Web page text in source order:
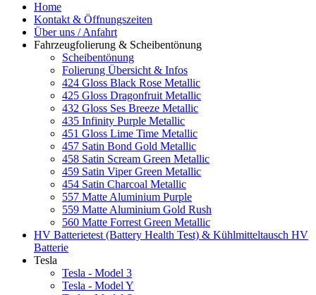
Home
Kontakt & Öffnungszeiten
Über uns / Anfahrt
Fahrzeugfolierung & Scheibentönung
Scheibentönung
Folierung Übersicht & Infos
424 Gloss Black Rose Metallic
425 Gloss Dragonfruit Metallic
432 Gloss Ses Breeze Metallic
435 Infinity Purple Metallic
451 Gloss Lime Time Metallic
457 Satin Bond Gold Metallic
458 Satin Scream Green Metallic
459 Satin Viper Green Metallic
454 Satin Charcoal Metallic
557 Matte Aluminium Purple
559 Matte Aluminium Gold Rush
560 Matte Forrest Green Metallic
HV Batterietest (Battery Health Test) & Kühlmitteltausch HV
Batterie
Tesla
Tesla - Model 3
Tesla - Model Y